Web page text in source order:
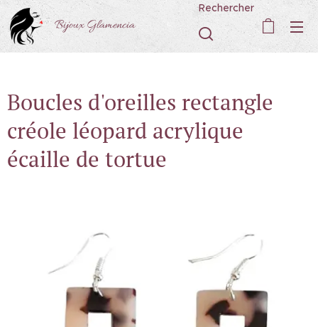
Bijoux Glamencia
Rechercher
Boucles d'oreilles rectangle
créole léopard acrylique
écaille de tortue